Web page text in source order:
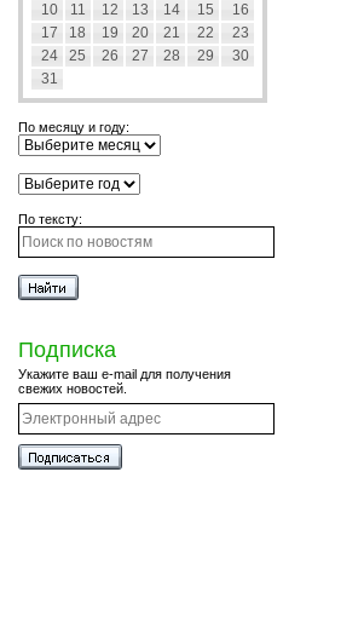
10
11 12 13 14 15
16
17
18 19 20 21 22
23
24
25 26 27 28 29
30
31
По месяцу и году:
По тексту:
Подписка
Укажите ваш e-mail для получения
свежих новостей.